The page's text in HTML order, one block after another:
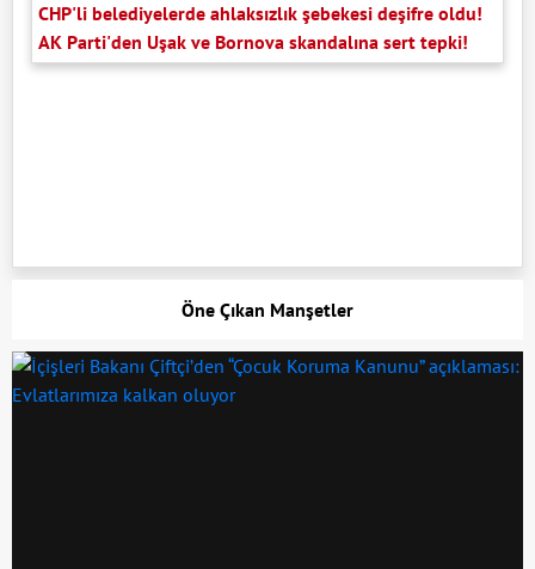
CHP'li belediyelerde ahlaksızlık şebekesi deşifre oldu!
AK Parti'den Uşak ve Bornova skandalına sert tepki!
Öne Çıkan Manşetler